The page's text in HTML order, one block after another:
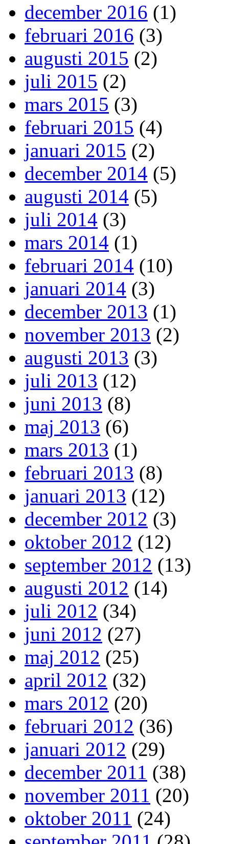
december 2016 (1)
februari 2016 (3)
augusti 2015 (2)
juli 2015 (2)
mars 2015 (3)
februari 2015 (4)
januari 2015 (2)
december 2014 (5)
augusti 2014 (5)
juli 2014 (3)
mars 2014 (1)
februari 2014 (10)
januari 2014 (3)
december 2013 (1)
november 2013 (2)
augusti 2013 (3)
juli 2013 (12)
juni 2013 (8)
maj 2013 (6)
mars 2013 (1)
februari 2013 (8)
januari 2013 (12)
december 2012 (3)
oktober 2012 (12)
september 2012 (13)
augusti 2012 (14)
juli 2012 (34)
juni 2012 (27)
maj 2012 (25)
april 2012 (32)
mars 2012 (20)
februari 2012 (36)
januari 2012 (29)
december 2011 (38)
november 2011 (20)
oktober 2011 (24)